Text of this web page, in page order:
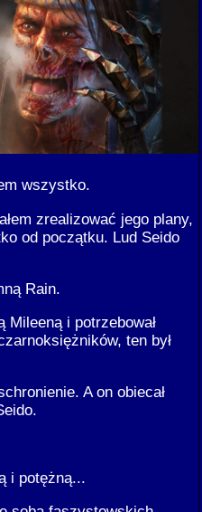
wszystko.
zrealizować jego plany,
od początku. Lud Seido
Rain.
Mileeną i potrzebował
ten był
A on obiecał
i potężną...